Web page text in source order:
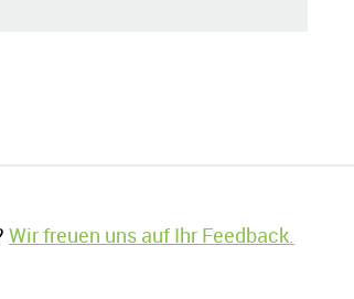
Wir freuen uns auf Ihr Feedback.